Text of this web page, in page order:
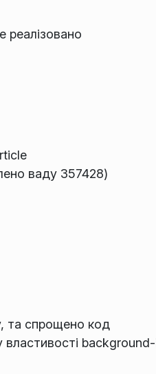
реалізовано
ваду 357428)
та спрощено код
властивості